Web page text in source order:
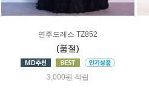
연주드레스 TZ852
(품절)
3,000원 적립